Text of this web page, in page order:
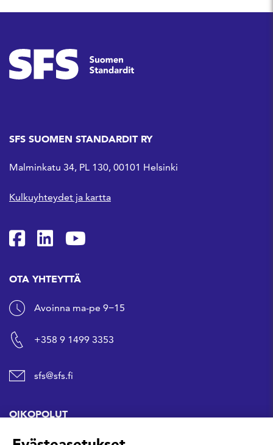
SFS SUOMEN STANDARDIT RY
Malminkatu 34, PL 130, 00101 Helsinki
Kulkuyhteydet ja kartta
SFS Facebookissa
SFS Linkedinissä
SFS Youtubessa
OTA YHTEYTTÄ
Avoinna ma-pe 9−15
+358 9 1499 3353
sfs@sfs.fi
OIKOPOLUT